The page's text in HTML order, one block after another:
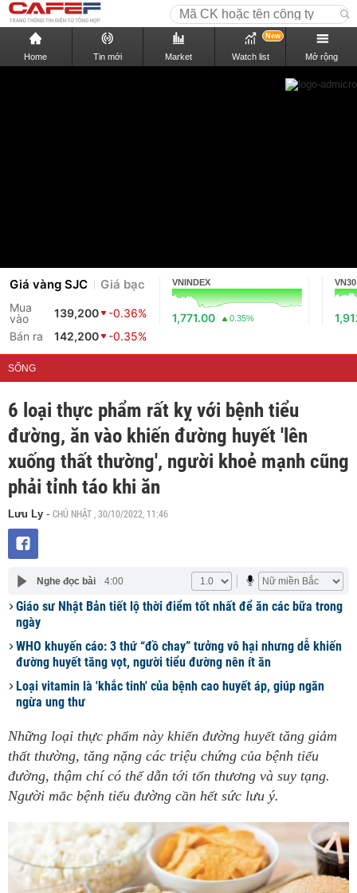
Home Tin mới Market Watch list
New
Mở rộng
Giá vàng SJC Giá bạc
Mua
vào
139,200
-0.36%
Bán ra
142,200 -0.35%
VNINDEX
1,771.00 0.35%
VN30
SỐNG
6 loại thực phẩm rất kỵ với bệnh tiểu
đường, ăn vào khiến đường huyết 'lên
xuống thất thường', người khoẻ mạnh cũng
phải tỉnh táo khi ăn
Lưu Ly - CHỦ NHẬT , 30/10/2022, 11:46
Nghe đọc bài 4:00
Giáo sư Nhật Bản tiết lộ thời điểm tốt nhất để ăn các bữa trong
ngày
WHO khuyến cáo: 3 thứ “đồ chay” tưởng vô hại nhưng dễ khiến
đường huyết tăng vọt, người tiểu đường nên ít ăn
Loại vitamin là 'khắc tinh' của bệnh cao huyết áp, giúp ngăn
ngừa ung thư
Những loại thực phẩm này khiến đường huyết tăng giảm
thất thường, tăng nặng các triệu chứng của bệnh tiểu
đường, thậm chí có thể dẫn tới tổn thương và suy tạng.
Người mắc bệnh tiểu đường cần hết sức lưu ý.